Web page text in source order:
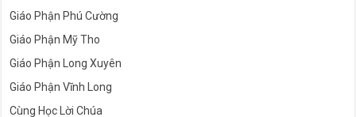
Giáo Phận Phú Cường
Giáo Phận Mỹ Tho
Giáo Phận Long Xuyên
Giáo Phận Vĩnh Long
Cùng Học Lời Chúa